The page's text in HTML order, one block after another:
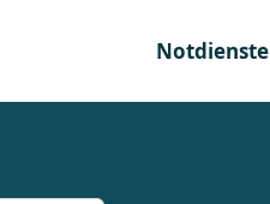
Notdienste